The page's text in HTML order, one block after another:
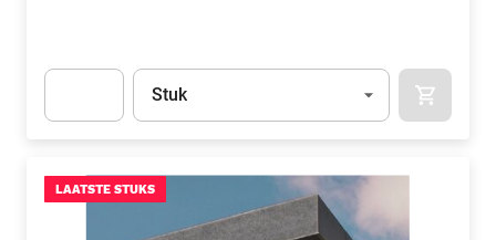
Eenheid
Stuk
LAATSTE STUKS